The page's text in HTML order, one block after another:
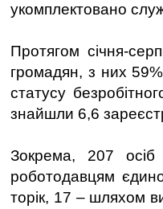
укомплектовано
Протягом січня-
громадян, з них
статусу
знайшли 6,6
Зокрема, 207 осіб
роботодавцям
торік, 17 – шляхом